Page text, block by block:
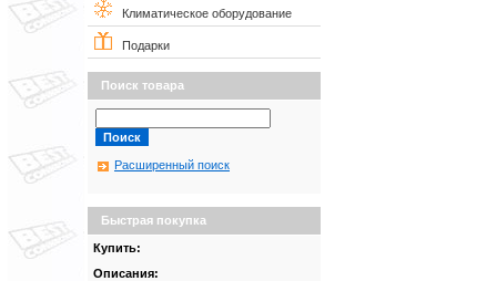
Климатическое оборудование
Подарки
Поиск товара
Расширенный поиск
Быстрая покупка
Купить:
Описания: